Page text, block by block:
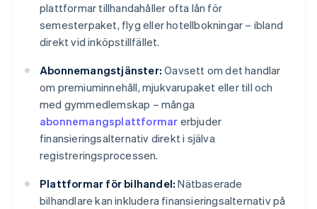
plattformar tillhandahåller ofta lån för
semesterpaket, flyg eller hotellbokningar – ibland
direkt vid inköpstillfället.
Abonnemangstjänster: Oavsett om det handlar
om premiuminnehåll, mjukvarupaket eller till och
med gymmedlemskap – många
abonnemangsplattformar erbjuder
finansieringsalternativ direkt i själva
registreringsprocessen.
Plattformar för bilhandel: Nätbaserade
bilhandlare kan inkludera finansieringsalternativ på